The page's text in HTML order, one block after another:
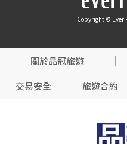
Copyright © Ever
關於品冠旅遊
交易安全
旅遊合約